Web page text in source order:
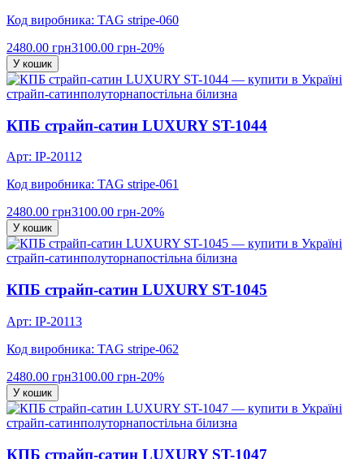
Код виробника: TAG stripe-060
2480.00 грн3100.00 грн-20%
У кошик
страйп-сатинполуторнапостільна білизна
КПБ страйп-сатин LUXURY ST-1044
Арт: IP-20112
Код виробника: TAG stripe-061
2480.00 грн3100.00 грн-20%
У кошик
страйп-сатинполуторнапостільна білизна
КПБ страйп-сатин LUXURY ST-1045
Арт: IP-20113
Код виробника: TAG stripe-062
2480.00 грн3100.00 грн-20%
У кошик
страйп-сатинполуторнапостільна білизна
КПБ страйп-сатин LUXURY ST-1047